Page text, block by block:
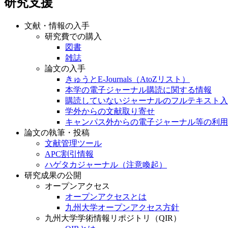
研究支援
文献・情報の入手
研究費での購入
図書
雑誌
論文の入手
きゅうとE-Journals（AtoZリスト）
本学の電子ジャーナル購読に関する情報
購読していないジャーナルのフルテキスト
学外からの文献取り寄せ
キャンパス外からの電子ジャーナル等の利用
論文の執筆・投稿
文献管理ツール
APC割引情報
ハゲタカジャーナル（注意喚起）
研究成果の公開
オープンアクセス
オープンアクセスとは
九州大学オープンアクセス方針
九州大学学術情報リポジトリ（QIR）